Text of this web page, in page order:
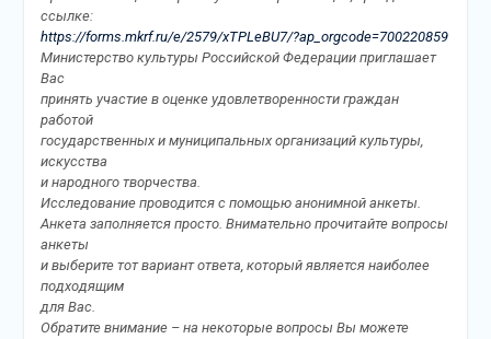
ссылке:
https://forms.mkrf.ru/e/2579/xTPLeBU7/?ap_orgcode=700220859
Министерство культуры Российской Федерации приглашает
Вас
принять участие в оценке удовлетворенности граждан
работой
государственных и муниципальных организаций культуры,
искусства
и народного творчества.
Исследование проводится с помощью анонимной анкеты.
Анкета заполняется просто. Внимательно прочитайте вопросы
анкеты
и выберите тот вариант ответа, который является наиболее
подходящим
для Вас.
Обратите внимание – на некоторые вопросы Вы можете